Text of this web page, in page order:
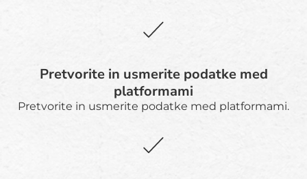
Pretvorite in usmerite podatke med
platformami
Pretvorite in usmerite podatke med platformami.